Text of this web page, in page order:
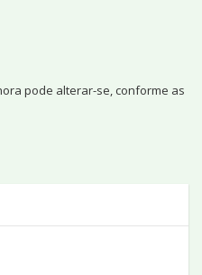
pode alterar-se, conforme as